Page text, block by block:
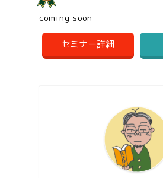
coming soon
セミナー詳細